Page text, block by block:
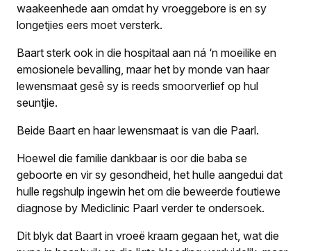
waakeenhede aan omdat hy vroeggebore is en sy
longetjies eers moet versterk.
Baart sterk ook in die hospitaal aan ná ‘n moeilike en
emosionele bevalling, maar het by monde van haar
lewensmaat gesê sy is reeds smoorverlief op hul
seuntjie.
Beide Baart en haar lewensmaat is van die Paarl.
Hoewel die familie dankbaar is oor die baba se
geboorte en vir sy gesondheid, het hulle aangedui dat
hulle regshulp ingewin het om die beweerde foutiewe
diagnose by Mediclinic Paarl verder te ondersoek.
Dit blyk dat Baart in vroeë kraam gegaan het, wat die